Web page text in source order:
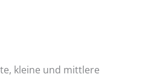
kleine und mittlere